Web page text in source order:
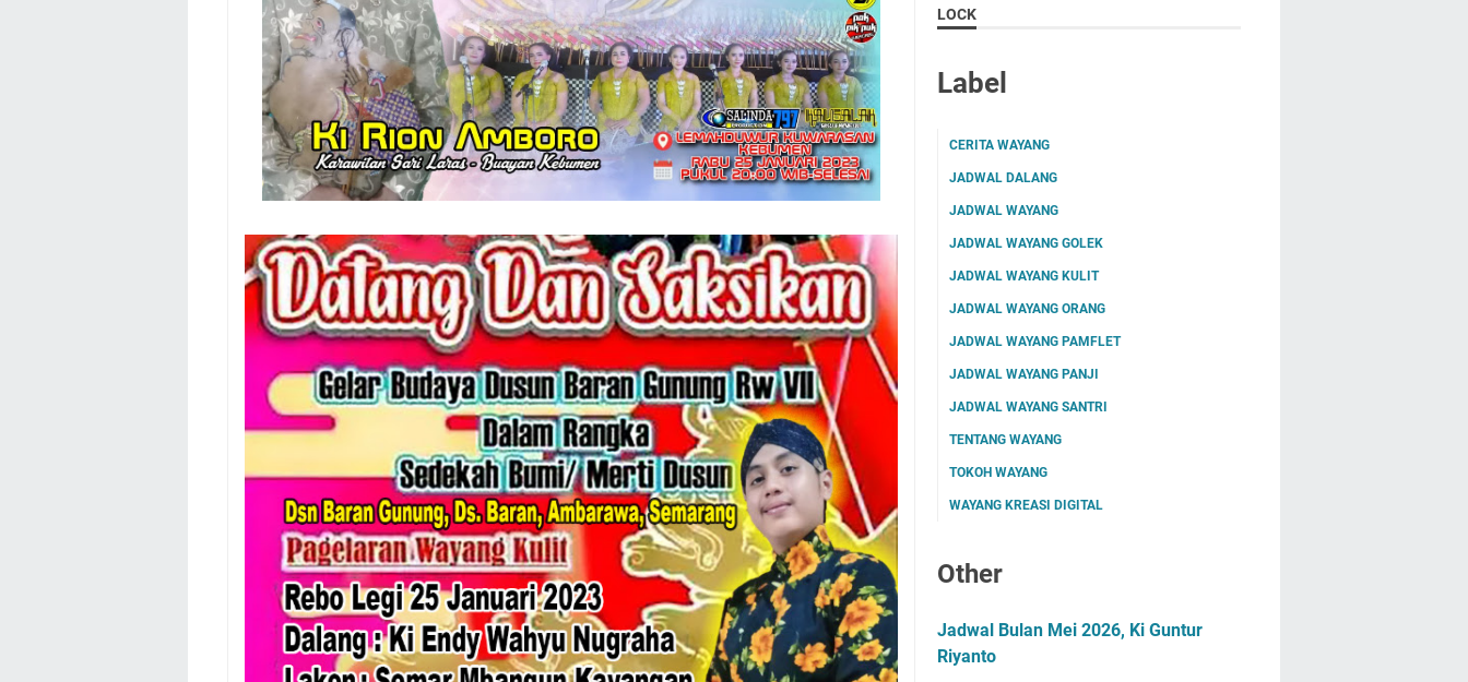
LOCK
Label
CERITA WAYANG
JADWAL DALANG
JADWAL WAYANG
JADWAL WAYANG GOLEK
JADWAL WAYANG KULIT
JADWAL WAYANG ORANG
JADWAL WAYANG PAMFLET
JADWAL WAYANG PANJI
JADWAL WAYANG SANTRI
TENTANG WAYANG
TOKOH WAYANG
WAYANG KREASI DIGITAL
Other
Jadwal Bulan Mei 2026, Ki Guntur
Riyanto